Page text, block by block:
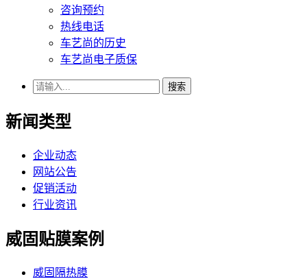
咨询预约
热线电话
车艺尚的历史
车艺尚电子质保
搜索
新闻类型
企业动态
网站公告
促销活动
行业资讯
威固贴膜案例
威固隔热膜